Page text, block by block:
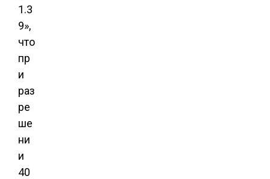
1.3
9»,
что
пр
и
раз
ре
ше
ни
и
40